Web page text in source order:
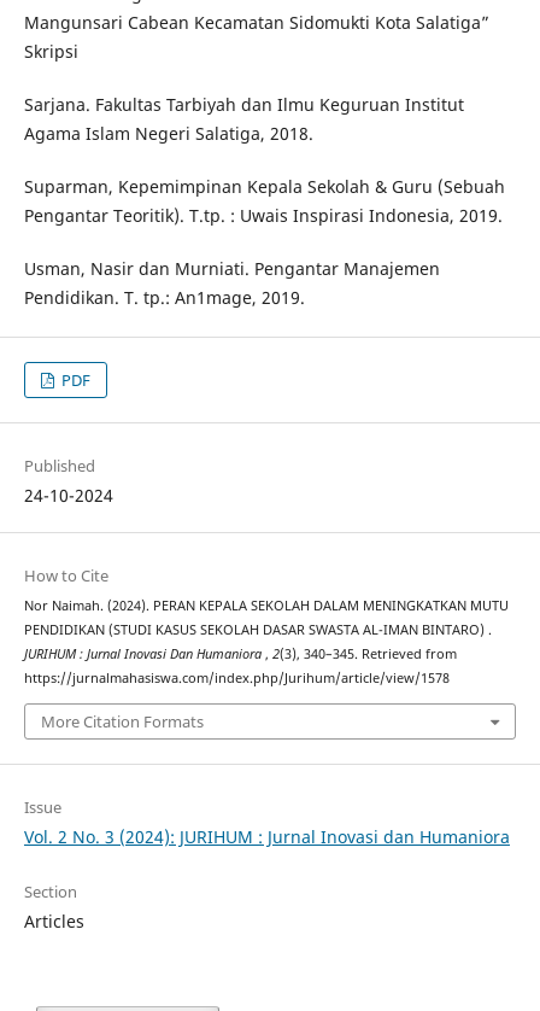
Mangunsari Cabean Kecamatan Sidomukti Kota Salatiga”
Skripsi
Sarjana. Fakultas Tarbiyah dan Ilmu Keguruan Institut
Agama Islam Negeri Salatiga, 2018.
Suparman, Kepemimpinan Kepala Sekolah & Guru (Sebuah
Pengantar Teoritik). T.tp. : Uwais Inspirasi Indonesia, 2019.
Usman, Nasir dan Murniati. Pengantar Manajemen
Pendidikan. T. tp.: An1mage, 2019.
PDF
Published
24-10-2024
How to Cite
Nor Naimah. (2024). PERAN KEPALA SEKOLAH DALAM MENINGKATKAN MUTU
PENDIDIKAN (STUDI KASUS SEKOLAH DASAR SWASTA AL-IMAN BINTARO) .
JURIHUM : Jurnal Inovasi Dan Humaniora , 2(3), 340–345. Retrieved from
https://jurnalmahasiswa.com/index.php/Jurihum/article/view/1578
More Citation Formats
Issue
Vol. 2 No. 3 (2024): JURIHUM : Jurnal Inovasi dan Humaniora
Section
Articles